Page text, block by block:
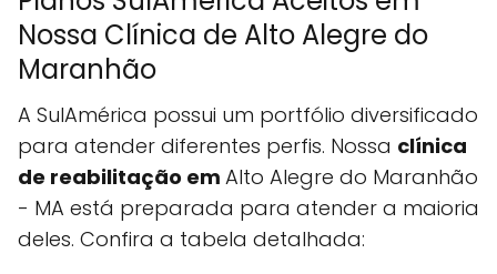
Nossa Clínica de Alto Alegre do
Maranhão
A SulAmérica possui um portfólio diversificado
para atender diferentes perfis. Nossa clínica
de reabilitação em Alto Alegre do Maranhão
- MA está preparada para atender a maioria
deles. Confira a tabela detalhada: